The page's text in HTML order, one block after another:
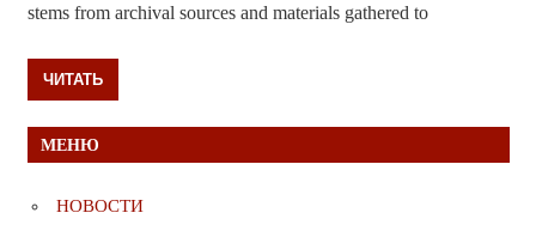
stems from archival sources and materials gathered to
ЧИТАТЬ
МЕНЮ
НОВОСТИ